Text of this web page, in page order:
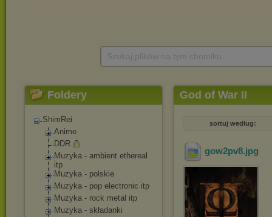
Foldery
ShimRei
Anime
DDR
Muzyka - ambient ethereal
itp
Muzyka - polskie
Muzyka - pop electronic itp
Muzyka - rock metal itp
Muzyka - składanki
God of War II
sortuj według:
gow2pv8.jpg